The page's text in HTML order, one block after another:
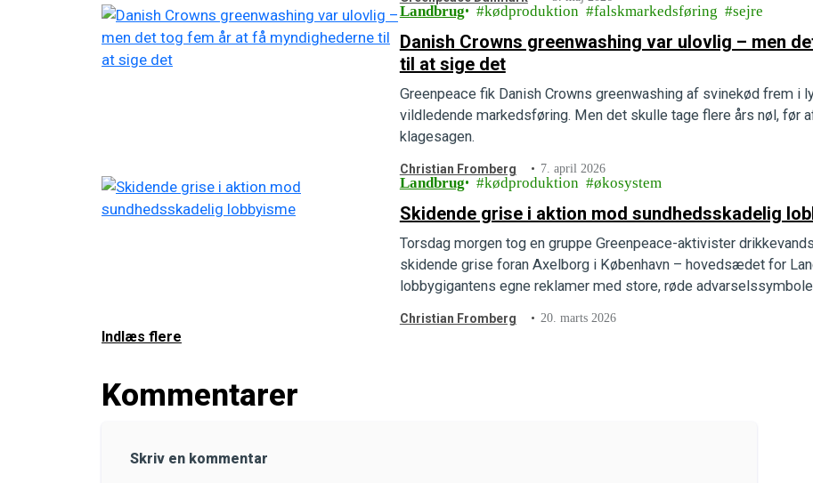
Landbrug kødproduktion falskmarkedsføring sejre
Danish Crowns greenwashing var ulovlig – men
til at sige det
Greenpeace fik Danish Crowns greenwashing af svinekød frem i
vildledende markedsføring. Men det skulle tage flere års nøl, før
klagesagen.
Christian Fromberg 7. april 2026
Landbrug kødproduktion økosystem
Skidende grise i aktion mod sundhedsskadelig
Torsdag morgen tog en gruppe Greenpeace-aktivister
skidende grise foran Axelborg i København – hovedsædet for
lobbygigantens egne reklamer med store, røde
Christian Fromberg 20. marts 2026
Indlæs flere
Kommentarer
Skriv en kommentar